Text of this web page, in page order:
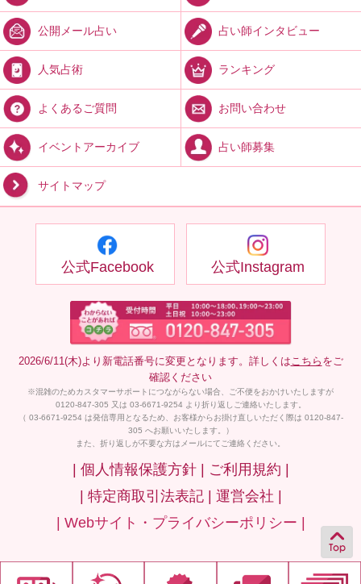
公開メール占い 占い師インタビュー
人気占術 ランキング
よくあるご質問 お問い合わせ
イベントアーカイブ 占い師募集
サイトマップ
公式Facebook 公式Instagram
2026/6/11(木)より新電話番号に変更となります。詳しくはこちら をご
確認ください
※混雑のためカスタマーサポートにつながらない場合、ご不便をおかけいたしますが
0120-847-305 又は 03-6671-9254 より折り返しご連絡いたします。
（ 03-6671-9254 は発信専用となるため、お客様からお掛け直しいただく際は 0120-847-
305 へお願いいたします。）
また、折り返しが不要な方はメールにてご連絡ください。
| 個人情報保護方針 |
ご利用規約 |
| 特定商取引法表記 |
運営会社 |
| Webサイト・プライバシーポリシー |